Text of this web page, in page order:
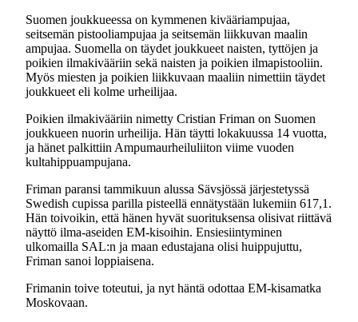
Suomen joukkueessa on kymmenen kivääriampujaa,
seitsemän pistooliampujaa ja seitsemän liikkuvan maalin
ampujaa. Suomella on täydet joukkueet naisten, tyttöjen ja
poikien ilmakivääriin sekä naisten ja poikien ilmapistooliin.
Myös miesten ja poikien liikkuvaan maaliin nimettiin täydet
joukkueet eli kolme urheilijaa.
Poikien ilmakivääriin nimetty Cristian Friman on Suomen
joukkueen nuorin urheilija. Hän täytti lokakuussa 14 vuotta,
ja hänet palkittiin Ampumaurheiluliiton viime vuoden
kultahippuampujana.
Friman paransi tammikuun alussa Sävsjössä järjestetyssä
Swedish cupissa parilla pisteellä ennätystään lukemiin 617,1.
Hän toivoikin, että hänen hyvät suorituksensa olisivat riittävä
näyttö ilma-aseiden EM-kisoihin. Ensiesiintyminen
ulkomailla SAL:n ja maan edustajana olisi huippujuttu,
Friman sanoi loppiaisena.
Frimanin toive toteutui, ja nyt häntä odottaa EM-kisamatka
Moskovaan.